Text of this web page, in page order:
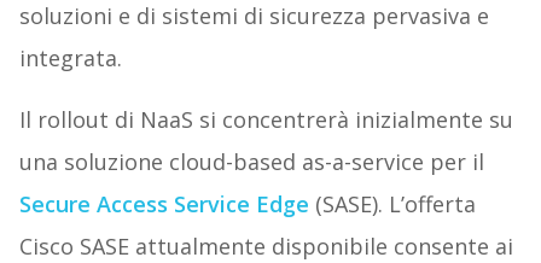
soluzioni e di sistemi di sicurezza pervasiva e
integrata.
Il rollout di NaaS si concentrerà inizialmente su
una soluzione cloud-based as-a-service per il
Secure Access Service Edge (SASE). L’offerta
Cisco SASE attualmente disponibile consente ai